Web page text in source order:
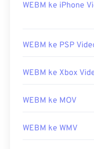
WEBM ke iPhone
WEBM ke PSP
WEBM ke Xbox
WEBM ke MOV
WEBM ke WMV